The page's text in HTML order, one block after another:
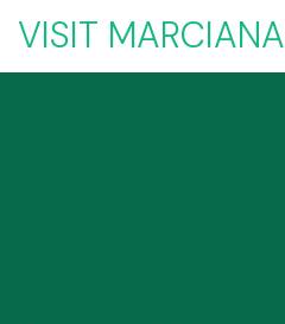
VISIT MARCIANA